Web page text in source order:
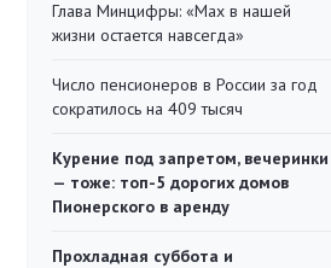
Глава Минцифры: «Мах в нашей
жизни остается навсегда»
Число пенсионеров в России за год
сократилось на 409 тысяч
Курение под запретом, вечеринки
— тоже: топ-5 дорогих домов
Пионерского в аренду
Прохладная суббота и